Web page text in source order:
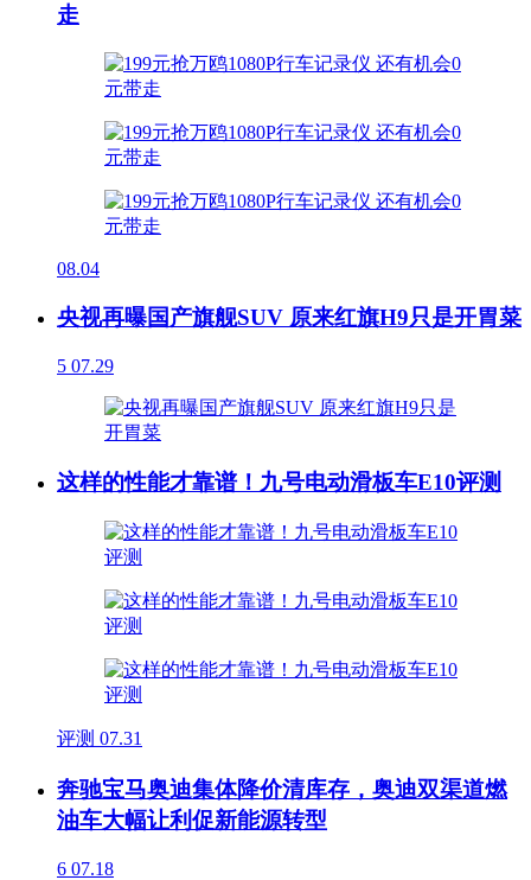
走
08.04
央视再曝国产旗舰SUV 原来红旗H9只是开胃菜
5 07.29
这样的性能才靠谱！九号电动滑板车E10评测
评测 07.31
奔驰宝马奥迪集体降价清库存，奥迪双渠道燃
油车大幅让利促新能源转型
6 07.18